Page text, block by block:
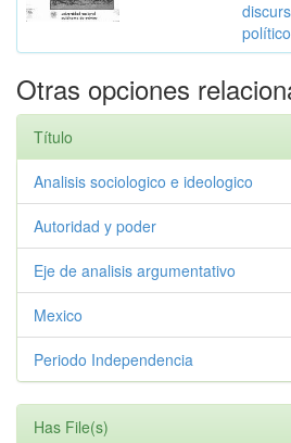
Otras opciones
Título
Analisis sociologico e ideologico
Autoridad y poder
Eje de analisis argumentativo
Mexico
Periodo Independencia
Has File(s)